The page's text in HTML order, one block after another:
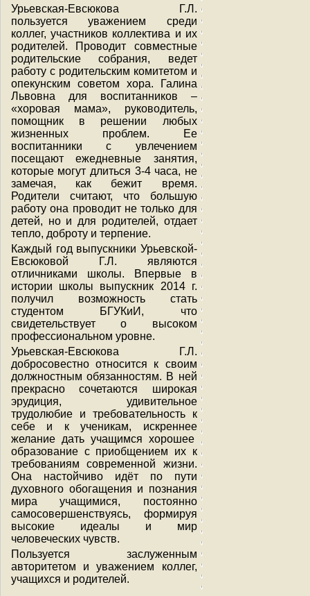
Урьевская-Евсюкова Г.Л.
пользуется уважением среди
коллег, участников коллектива и их
родителей. Проводит совместные
родительские собрания, ведет
работу с родительским комитетом и
опекунским советом хора. Галина
Львовна для воспитанников –
«хоровая мама», руководитель,
помощник в решении любых
жизненных проблем. Ее
воспитанники с увлечением
посещают ежедневные занятия,
которые могут длиться 3-4 часа, не
замечая, как бежит время.
Родители считают, что большую
работу она проводит не только для
детей, но и для родителей, отдает
тепло, доброту и терпение.
Каждый год выпускники Урьевской-
Евсюковой Г.Л. являются
отличниками школы. Впервые в
истории школы выпускник 2014 г.
получил возможность стать
студентом БГУКиИ, что
свидетельствует о высоком
профессиональном уровне.
Урьевская-Евсюкова Г.Л.
добросовестно относится к своим
должностным обязанностям. В ней
прекрасно сочетаются широкая
эрудиция, удивительное
трудолюбие и требовательность к
себе и к ученикам, искреннее
желание дать учащимся хорошее
образование с приобщением их к
требованиям современной жизни.
Она настойчиво идёт по пути
духовного обогащения и познания
мира учащимися, постоянно
самосовершенствуясь, формируя
высокие идеалы и мир
человеческих чувств.
Пользуется заслуженным
авторитетом и уважением коллег,
учащихся и родителей.